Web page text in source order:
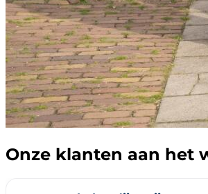
Onze klanten aan het